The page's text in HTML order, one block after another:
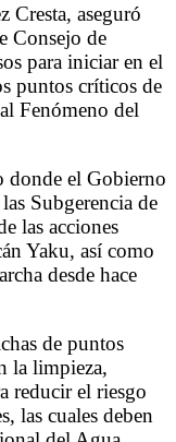
Cresta, aseguró
Consejo de
para iniciar en el
puntos críticos de
Fenómeno del
donde el Gobierno
Subgerencia de
las acciones
Yaku, así como
desde hace
de puntos
la limpieza,
reducir el riesgo
las cuales deben